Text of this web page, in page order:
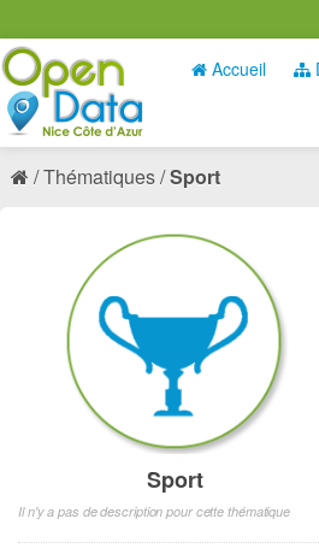
Accueil
Thématiques Sport
Sport
Il n'y a pas de description pour cette thématique